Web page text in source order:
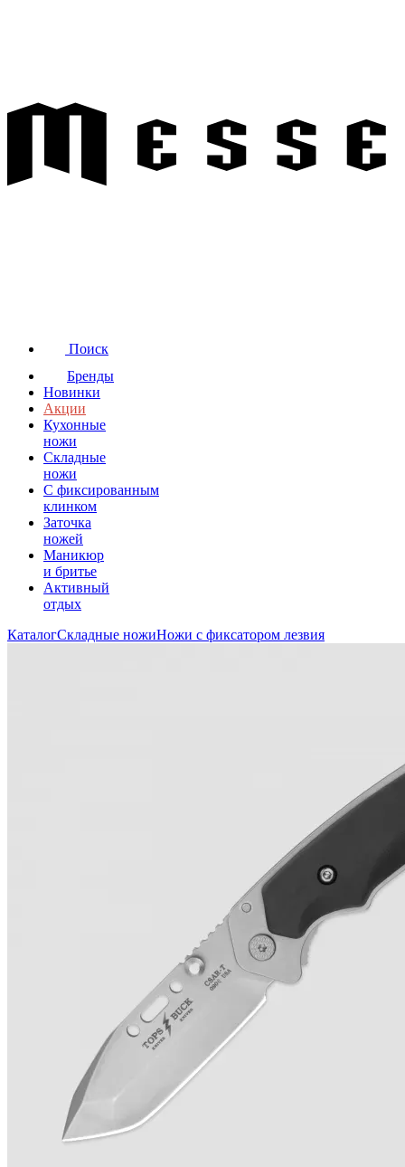
Поиск
Бренды
Новинки
Акции
Кухонные
ножи
Складные
ножи
C фиксированным
клинком
Заточка
ножей
Маникюр
и бритье
Активный
отдых
КаталогСкладные ножиНожи с фиксатором лезвия